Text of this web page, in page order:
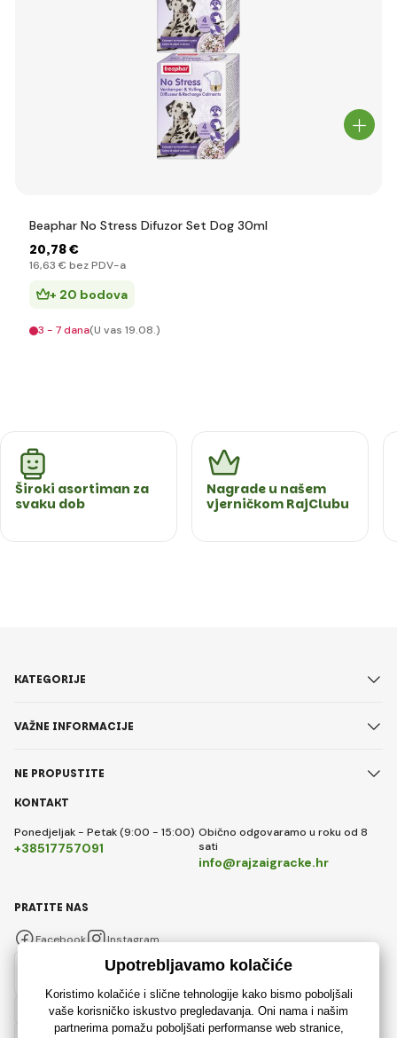
Beaphar No Stress Difuzor Set Dog 30ml
20,78 €
16,63 € bez PDV-a
+ 20 bodova
3 - 7 dana(U vas 19.08.)
Široki asortiman za
svaku dob
Nagrade u našem
vjerničkom RajClubu
KONTAKT
Ponedjeljak - Petak (9:00 - 15:00)
+38517757091
Obično odgovaramo u roku od 8
sati
info@rajzaigracke.hr
KATEGORIJE
VAŽNE INFORMACIJE
NE PROPUSTITE
PRATITE NAS
Facebook Instagram